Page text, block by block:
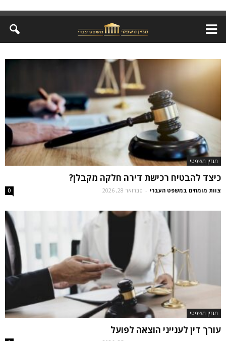
מגזין משפטי
כיצד להבטיח רכישת דירה חלקה מקבלן?
צוות מומחים במשפט העברי - פברואר 28, 2026 0
מגזין משפטי
עורך דין לענייני הוצאה לפועל